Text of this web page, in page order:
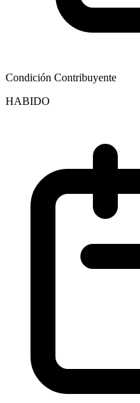
Condición Contribuyente
HABIDO